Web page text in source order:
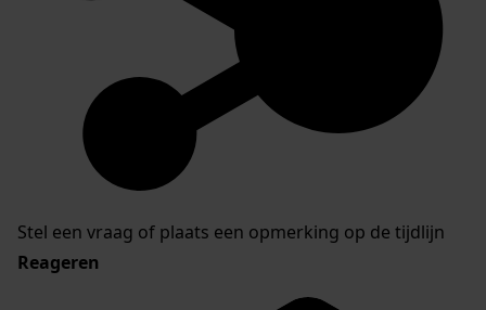
Stel een vraag of plaats een opmerking op de tijdlijn
Reageren